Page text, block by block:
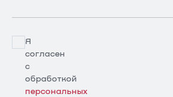
Я
согласен
с
обработкой
персональных